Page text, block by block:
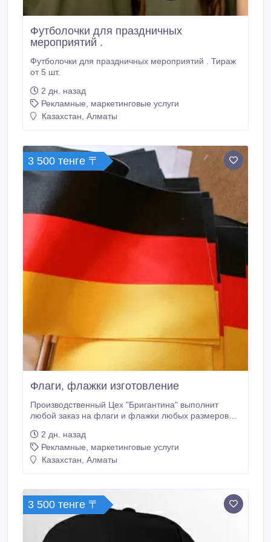
Футболочки для праздничных
мероприятий .
Футболочки для праздничных мероприятий . Тираж
от 5 шт.
2 дн. назад
Рекламные, маркетинговые услуги
Казахстан, Алматы
3 500 тенге 〒
Флаги, флажки изготовление
Производственный Цех "Бригантина" выполнит
любой заказ на флаги и флажки любых размеров
атлас, шелк, подкладочный шелк, габардин,
политекс. Утверждение корпоративного цвета
обязательно. Производство тканевых флажков на
2 дн. назад
Рекламные, маркетинговые услуги
Казахстан, Алматы
3 500 тенге 〒